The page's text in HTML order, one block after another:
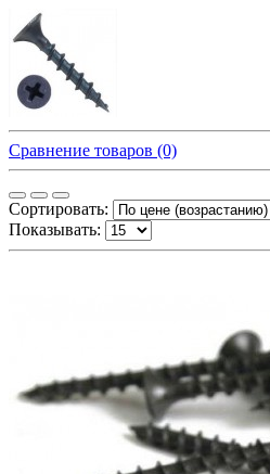
Сравнение товаров (0)
Сортировать:
Показывать: